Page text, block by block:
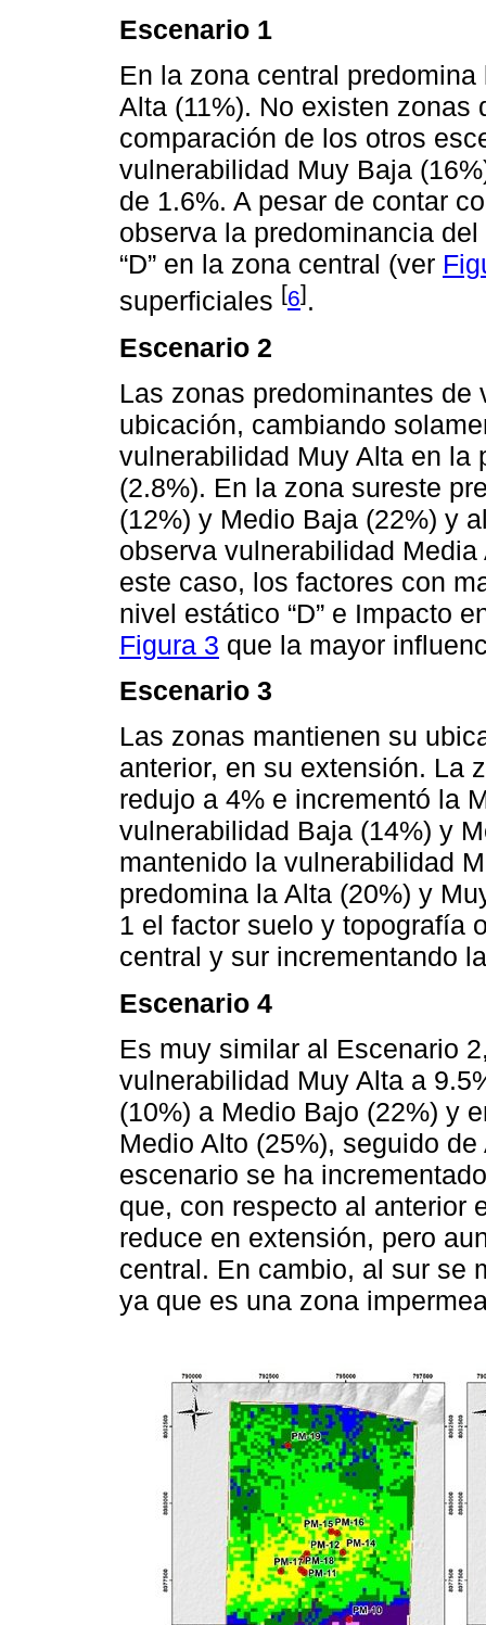
Escenario 1
En la zona central
Alta (11%). No existen zonas
comparación de los otros
vulnerabilidad Muy Baja
de 1.6%. A pesar de contar
observa la predominancia
“D” en la zona central (ver
superficiales [6].
Escenario 2
Las zonas predominantes
ubicación, cambiando
vulnerabilidad Muy Alta en la
(2.8%). En la zona sureste
(12%) y Medio Baja (22%) y
observa vulnerabilidad
este caso, los factores con
nivel estático “D” e Impacto
Figura 3 que la mayor
Escenario 3
Las zonas mantienen su
anterior, en su extensión. La
redujo a 4% e incrementó la
vulnerabilidad Baja (14%) y
mantenido la vulnerabilidad
predomina la Alta (20%) y
1 el factor suelo y topografía
central y sur incrementando
Escenario 4
Es muy similar al Escenario
vulnerabilidad Muy Alta a
(10%) a Medio Bajo (22%) y
Medio Alto (25%), seguido
escenario se ha
que, con respecto al anterior
reduce en extensión, pero
central. En cambio, al sur se
ya que es una zona